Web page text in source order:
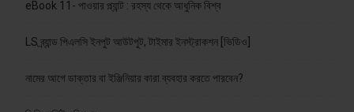
eBook 11- পাওয়ার প্ল্যান্ট : রহস্য থেকে আধুনিক বিশ্ব
LS ব্র্যান্ড পিএলসি ইনপুট আউটপুট, টাইমার ইনস্ট্রাকশন [ভিডিও]
নামের আগে ডাক্তার বা ইঞ্জিনিয়ার কারা ব্যবহার করতে পারবেন?